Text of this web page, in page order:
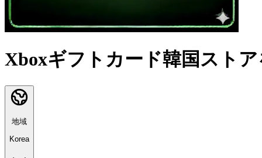
Xboxギフトカード韓国スト
地域
Korea